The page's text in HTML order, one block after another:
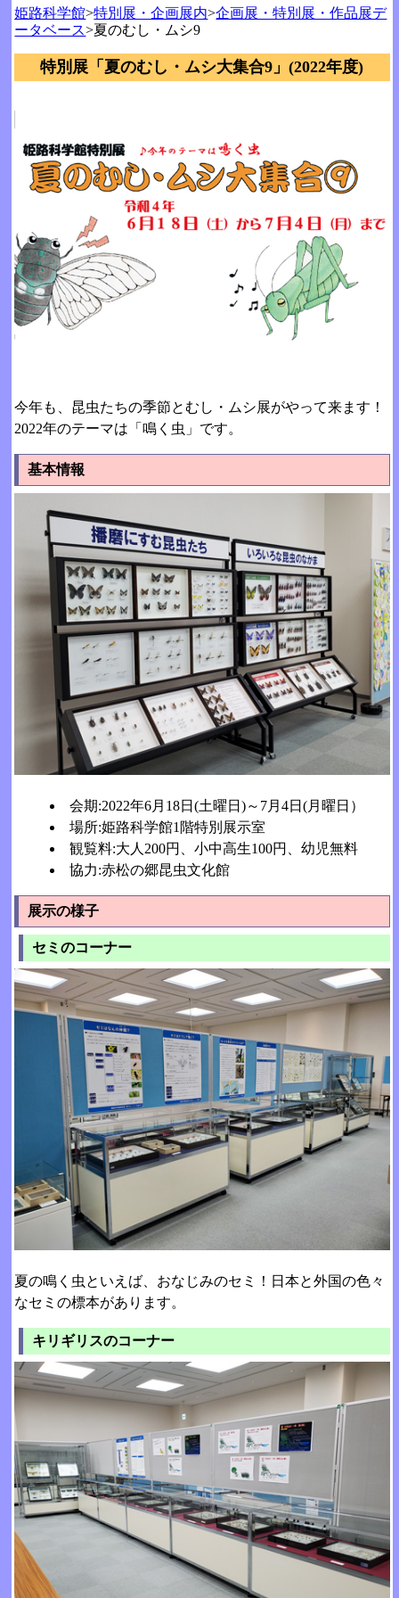
姫路科学館>特別展・企画展内>企画展・特別展・作品展デ
ータベース>夏のむし・ムシ9
特別展「夏のむし・ムシ大集合9」(2022年度)
今年も、昆虫たちの季節とむし・ムシ展がやって来ます！
2022年のテーマは「鳴く虫」です。
基本情報
会期:2022年6月18日(土曜日)～7月4日(月曜日）
場所:姫路科学館1階特別展示室
観覧料:大人200円、小中高生100円、幼児無料
協力:赤松の郷昆虫文化館
展示の様子
セミのコーナー
夏の鳴く虫といえば、おなじみのセミ！日本と外国の色々
なセミの標本があります。
キリギリスのコーナー